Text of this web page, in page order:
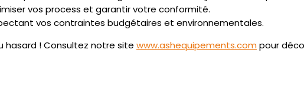
vos process et garantir votre conformité.
vos contraintes budgétaires et environnementales.
hasard ! Consultez notre site www.ashequipements.com pour